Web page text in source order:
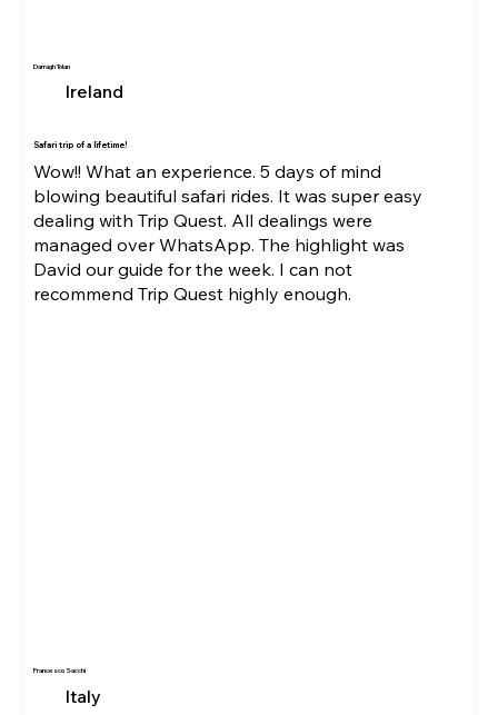
Darragh Tolan
Ireland
Safari trip of a lifetime!
Wow!! What an experience. 5 days of mind
blowing beautiful safari rides. It was super easy
dealing with Trip Quest. All dealings were
managed over WhatsApp. The highlight was
David our guide for the week. I can not
recommend Trip Quest highly enough.
Francesco Sacchi
Italy